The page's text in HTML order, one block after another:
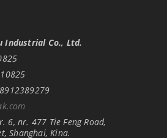
Industrial Co., Ltd.
6, nr. 477 Tie Feng Road,
Shanghai, Kina.